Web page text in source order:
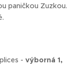
paničkou Zuzkou.
- výborná 1,